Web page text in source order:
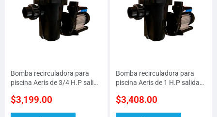
Bomba recirculadora para
piscina Aeris de 3/4 H.P salida
$3,199.00
Bomba recirculadora para
piscina Aeris de 1 H.P salida
$3,408.00